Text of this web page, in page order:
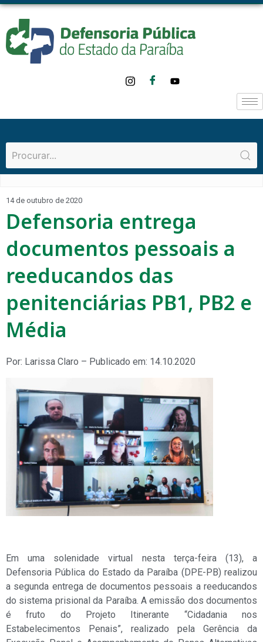
14 de outubro de 2020
Defensoria entrega
documentos pessoais a
reeducandos das
penitenciárias PB1, PB2 e
Média
Por: Larissa Claro – Publicado em: 14.10.2020
Em uma solenidade virtual nesta terça-feira (13), a
Defensoria Pública do Estado da Paraíba (DPE-PB) realizou
a segunda entrega de documentos pessoais a reeducandos
do sistema prisional da Paraíba. A emissão dos documentos
é fruto do Projeto Itinerante “Cidadania nos
Estabelecimentos Penais”, realizado pela Gerência da